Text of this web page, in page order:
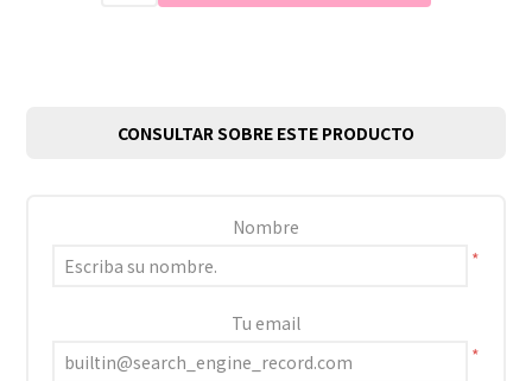
CONSULTAR SOBRE ESTE PRODUCTO
Nombre
*
Tu email
*